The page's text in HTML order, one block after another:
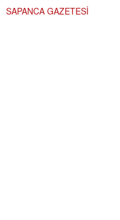
SAPANCA GAZETESİ